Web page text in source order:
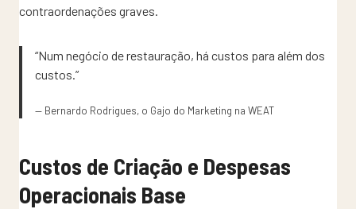
contraordenações graves.
“Num negócio de restauração, há custos para além dos
custos.”
— Bernardo Rodrigues, o Gajo do Marketing na WEAT
Custos de Criação e Despesas
Operacionais Base